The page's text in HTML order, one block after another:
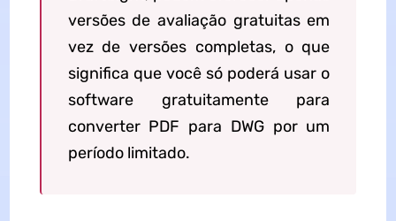
versões de avaliação gratuitas em
vez de versões completas, o que
significa que você só poderá usar o
software gratuitamente para
converter PDF para DWG por um
período limitado.